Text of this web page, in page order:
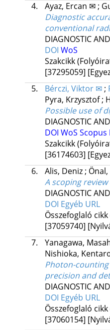
4.
Ayaz, Ercan ✉;
Diagnostic
conventional
DIAGNOSTIC
DOI WoS
Szakcikk
[37295059]
5.
Bérczi, Viktor ✉;
Pyra, Krzysztof;
Possible use of
DIAGNOSTIC
DOI WoS Scopus
Szakcikk
[36174603]
6.
Alis, Deniz;
A scoping
DIAGNOSTIC
DOI Egyéb URL
Összefoglaló
[37059740]
7.
Yanagawa,
Nishioka,
Photon-
precision and
DIAGNOSTIC
DOI Egyéb URL
Összefoglaló
[37060154]